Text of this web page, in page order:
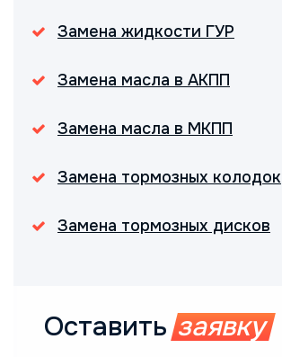
Замена жидкости ГУР
Замена масла в АКПП
Замена масла в МКПП
Замена тормозных колодок
Замена тормозных дисков
Оставить заявку